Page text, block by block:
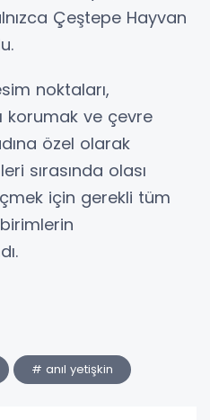
Çeştepe Hayvan
noktaları,
korumak ve çevre
özel olarak
sırasında olası
için gerekli tüm
# anıl yetişkin